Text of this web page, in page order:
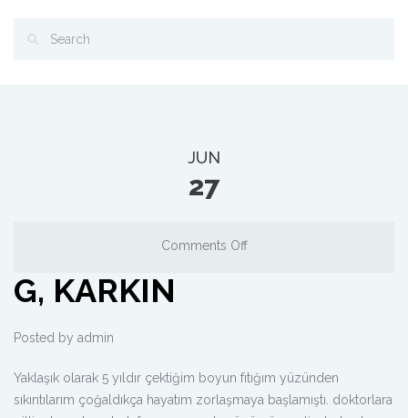
JUN
27
Comments Off
G, KARKIN
Posted by admin
Yaklaşık olarak 5 yıldır çektiğim boyun fıtığım yüzünden
sıkıntılarım çoğaldıkça hayatım zorlaşmaya başlamıştı. doktorlara